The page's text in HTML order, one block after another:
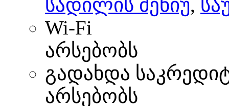
სადილის მენიუ,
Wi-Fi
არსებობს
გადახდა
არსებობს